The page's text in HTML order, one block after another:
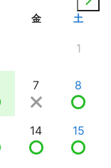
金 土
1
7 8
14 15